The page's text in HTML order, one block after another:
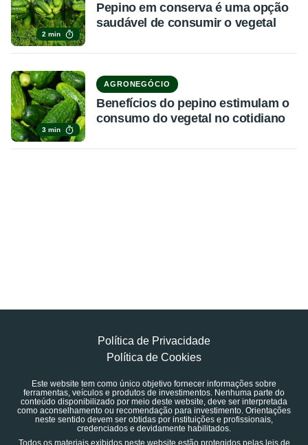
2 min
Pepino em conserva é uma opção
saudável de consumir o vegetal
3 min
AGRONEGÓCIO
Benefícios do pepino estimulam o
consumo do vegetal no cotidiano
Política de Privacidade
Política de Cookies
Este website tem como único objetivo fornecer informações sobre
ferramentas, veículos e produtos de investimentos. Nenhuma parte do
conteúdo disponibilizado por meio deste website, deve ser interpretada
como aconselhamento ou recomendação para investimento. Orientações
neste sentido devem ser obtidas por instituições e profissionais,
credenciados e devidamente habilitados.
Todos os materiais exibidos neste website estão protegidos pelas leis de